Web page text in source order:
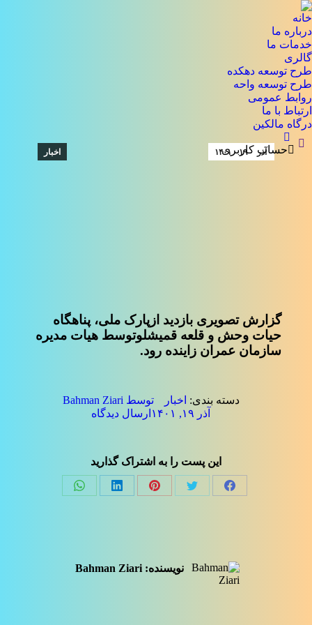
خانه
درباره ما
خدمات ما
گالری
طرح توسعه دهکده
طرح توسعه واحه
روابط عمومی
ارتباط با ما
درگاه مالکین
جستجو:
حساب کاربری
آذر ۱۹ ۱۴۰۱ اخبار
گزارش تصویری بازدید ازپارک ملی، پناهگاه
حیات وحش و قلعه قمیشلوتوسط هیات مدیره
سازمان عمران زاینده رود.
دسته بندی: اخبار توسط Bahman Ziari
آذر ۱۹, ۱۴۰۱
ارسال دیدگاه
این پست را به اشتراک گذارید
Share
Share
Share
Share
Share
نویسنده: